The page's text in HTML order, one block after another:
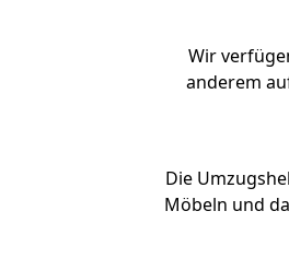
Wir
anderem
Die
Möbeln und